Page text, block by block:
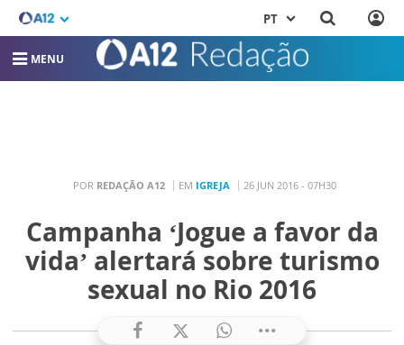
PT
MENU
POR REDAÇÃO A12 EM IGREJA 26 JUN 2016 - 07H30
Campanha ‘Jogue a favor da
vida’ alertará sobre turismo
sexual no Rio 2016